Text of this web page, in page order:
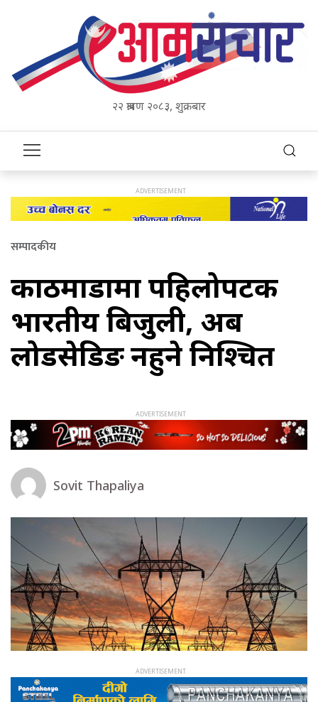
२२ श्रावण २०८३, शुक्रबार
सम्पादकीय
काठमाडौंमा पहिलोपटक
भारतीय बिजुली, अब
लोडसेडिङ नहुने निश्चित
Sovit Thapaliya